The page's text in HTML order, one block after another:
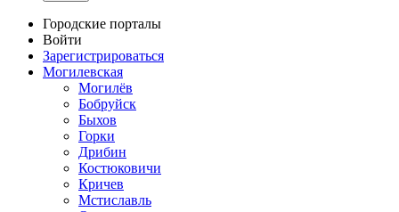
Городские порталы
Войти
Зарегистрироваться
Могилевская
Могилёв
Бобруйск
Быхов
Горки
Дрибин
Костюковичи
Кричев
Мстиславль